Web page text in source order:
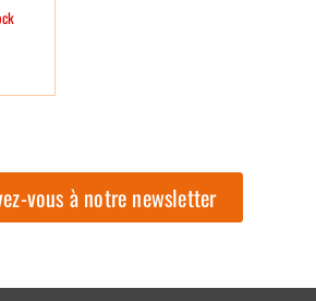
vous à notre newsletter